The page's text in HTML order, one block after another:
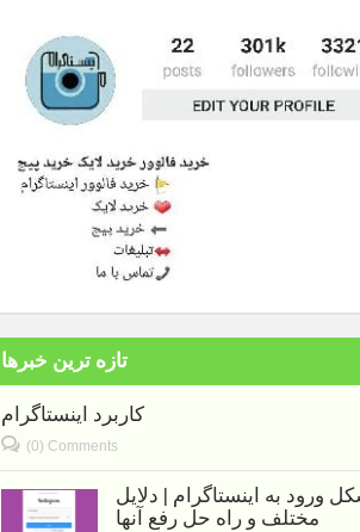
تازه ترین خبرها
کاربرد اینستاگرام
(0) Comments
ورود به اینستاگرام | دلایل
مختلف و راه حل رفع آنها